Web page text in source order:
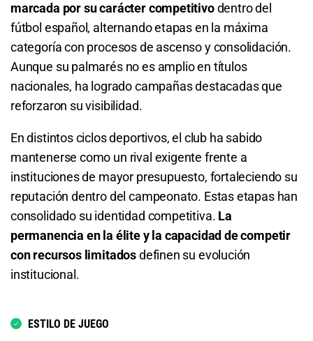
Total de Goles - Más de 2.5
Total de Goles - Menos de 2.5
Total de Goles - Más de 3.5
4.25 S/ 42,50 S/ 32,50
Total de Goles - Menos de 3.5
1.23 S/ 12,30 S/ 2,30
8.27
1.39 S/ 13,90 S/ 3,90
Alavés o Empate
1.85 S/ 18,50 S/ 8,50
1.13 S/ 11,30 S/ 1,30
Total de Goles - Más de 1.5
Total de Goles - Menos de 1.5
Total de Goles - Más de 2.5
marcada por su carácter competitivodentro del
fútbol español, alternando etapas en la máxima
categoría con procesos de ascenso y consolidación.
Aunque su palmarés no es amplio en títulos
nacionales, ha logrado campañas destacadas que
reforzaron su visibilidad.
En distintos ciclos deportivos, el club ha sabido
mantenerse como un rival exigente frente a
instituciones de mayor presupuesto, fortaleciendo su
reputación dentro del campeonato. Estas etapas han
consolidado su identidad competitiva. La
permanencia en la élite y la capacidad de competir
con recursos limitadosdefinen su evolución
institucional.
ESTILO DE JUEGO